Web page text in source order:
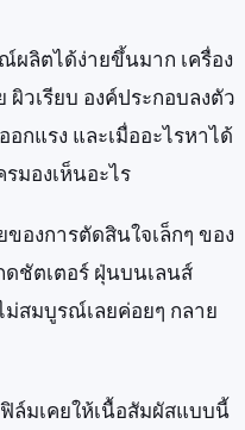
ผลิตได้ง่ายขึ้นมาก เครื่อง
วเรียบ องค์ประกอบลงตัว
กแรง และเมื่ออะไรหาได้
มองเห็นอะไร
องการตัดสินใจเล็กๆ ของ
ดชัตเตอร์ ฝุ่นบนเลนส์
สมบูรณ์เลยค่อยๆ กลาย
ล์มเคยให้เนื้อสัมผัสแบบนี้